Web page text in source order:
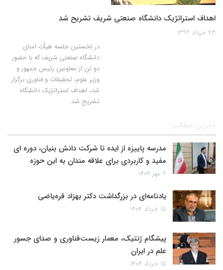
اهداف استراتژیک دانشگاه صنعتی شریف تشریح شد
۲۳ خرداد ۱۳۹۶
در نخستین جلسه هیأت امنای
دانشگاه صنعتی شریف که با حضور
دو تن از معاونین رئیس جمهور و
وزیر علوم، تحقیقات و فناوری برگزار
شد، اهداف استراتژیک دانشگاه
تشریح شد.
آخرین مطالب
مدرسه پاییزه از ایده تا شرکت دانش بنیان، دوره ای
مفید و کاربردی برای علاقه مندان به این حوزه
۶ مهر ۱۴۰۴
یادنامه‌ای در بزرگداشت دکتر بهزاد قره‌یاضی
۱۵ خرداد ۱۴۰۴
پیشگام ژنتیک، معمار زیست‌فناوری و صدای جسور
علم در ایران
۱۵ خرداد ۱۴۰۴